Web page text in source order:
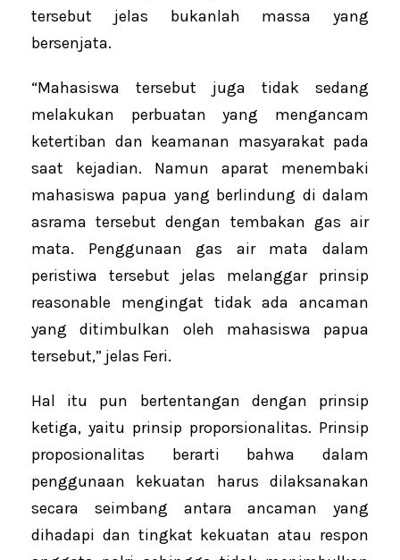
tersebut jelas bukanlah massa yang
bersenjata.
“Mahasiswa tersebut juga tidak sedang
melakukan perbuatan yang mengancam
ketertiban dan keamanan masyarakat pada
saat kejadian. Namun aparat menembaki
mahasiswa papua yang berlindung di dalam
asrama tersebut dengan tembakan gas air
mata. Penggunaan gas air mata dalam
peristiwa tersebut jelas melanggar prinsip
reasonable mengingat tidak ada ancaman
yang ditimbulkan oleh mahasiswa papua
tersebut,” jelas Feri.
Hal itu pun bertentangan dengan prinsip
ketiga, yaitu prinsip proporsionalitas. Prinsip
proposionalitas berarti bahwa dalam
penggunaan kekuatan harus dilaksanakan
secara seimbang antara ancaman yang
dihadapi dan tingkat kekuatan atau respon